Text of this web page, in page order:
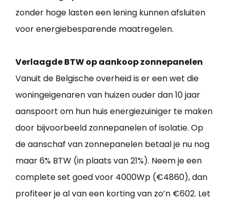
zonder hoge lasten een lening kunnen afsluiten
voor energiebesparende maatregelen.
Verlaagde BTW op aankoop zonnepanelen
Vanuit de Belgische overheid is er een wet die
woningeigenaren van huizen ouder dan 10 jaar
aanspoort om hun huis energiezuiniger te maken
door bijvoorbeeld zonnepanelen of isolatie. Op
de aanschaf van zonnepanelen betaal je nu nog
maar 6% BTW (in plaats van 21%). Neem je een
complete set goed voor 4000Wp (€4860), dan
profiteer je al van een korting van zo’n €602. Let